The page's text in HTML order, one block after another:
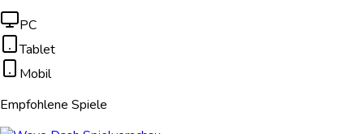
PC
Tablet
Mobil
Empfohlene Spiele